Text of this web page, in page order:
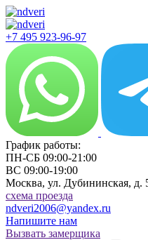
+7 495 923-96-97
График работы:
ПН-СБ 09:00-21:00
ВС 09:00-19:00
Москва, ул. Дубининская, д.
cхема проезда
ndveri2006@yandex.ru
Напишите нам
Вызвать замерщика